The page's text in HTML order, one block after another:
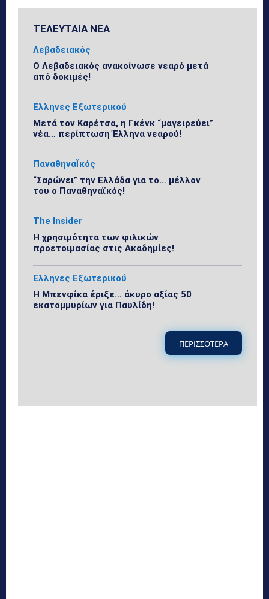
ΤΕΛΕΥΤΑΙΑ ΝΕΑ
Λεβαδειακός
Ο Λεβαδειακός ανακοίνωσε νεαρό μετά
από δοκιμές!
Ελληνες Εξωτερικού
Μετά τον Καρέτσα, η Γκένκ “μαγειρεύει”
νέα… περίπτωση Έλληνα νεαρού!
ΠαναθηναΪκός
“Σαρώνει” την Ελλάδα για το… μέλλον
του ο Παναθηναϊκός!
The Insider
Η χρησιμότητα των φιλικών
προετοιμασίας στις Ακαδημίες!
Ελληνες Εξωτερικού
Η Μπενφίκα έριξε… άκυρο αξίας 50
εκατομμυρίων για Παυλίδη!
ΠΕΡΙΣΣΟΤΕΡΑ